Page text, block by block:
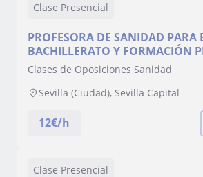
Clase Presencial
PROFESORA DE SANIDAD PARA
BACHILLERATO Y FORMACIÓN
Clases de Oposiciones Sanidad
Sevilla (Ciudad), Sevilla Capital
12€/h
Clase Presencial